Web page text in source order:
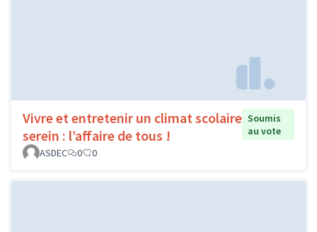
Vivre et entretenir un climat scolaire
serein : l’affaire de tous !
Soumis
au vote
ASDEC
0 0